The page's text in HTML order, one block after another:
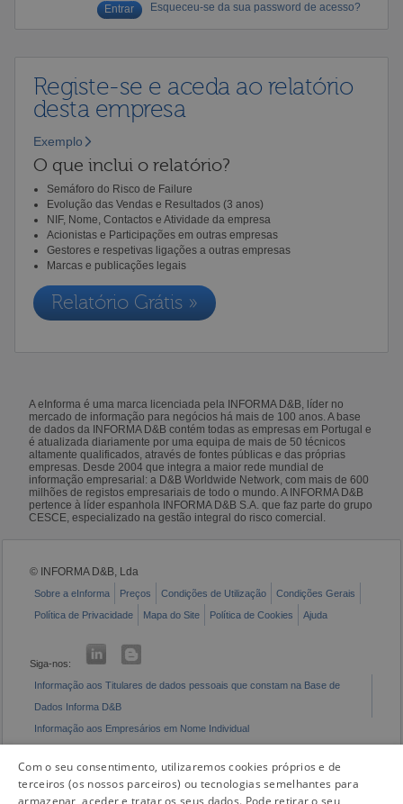
Esqueceu-se da sua password de acesso?
Registe-se e aceda ao relatório
desta empresa
Exemplo
O que inclui o relatório?
Semáforo do Risco de Failure
Evolução das Vendas e Resultados (3 anos)
NIF, Nome, Contactos e Atividade da empresa
Acionistas e Participações em outras empresas
Gestores e respetivas ligações a outras empresas
Marcas e publicações legais
Relatório Grátis »
A eInforma é uma marca licenciada pela INFORMA D&B, líder no
mercado de informação para negócios há mais de 100 anos. A base
de dados da INFORMA D&B contém todas as empresas em Portugal e
é atualizada diariamente por uma equipa de mais de 50 técnicos
altamente qualificados, através de fontes públicas e das próprias
empresas. Desde 2004 que integra a maior rede mundial de
informação empresarial: a D&B Worldwide Network, com mais de 600
milhões de registos empresariais de todo o mundo. A INFORMA D&B
pertence à líder espanhola INFORMA D&B S.A. que faz parte do grupo
CESCE, especializado na gestão integral do risco comercial.
© INFORMA D&B, Lda
Sobre a eInforma Preços Condições de Utilização
Condições Gerais
Política de Privacidade
Mapa do Site Política de Cookies Ajuda
Siga-nos:
Informação aos Titulares de dados pessoais que constam na Base de
Dados Informa D&B
Informação aos Empresários em Nome Individual
Com o seu consentimento, utilizaremos cookies próprios e de
terceiros (os nossos parceiros) ou tecnologias semelhantes para
armazenar, aceder e tratar os seus dados. Pode retirar o seu